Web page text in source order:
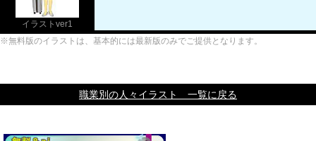
イラストver1
※無料版のイラストは、基本的には最新版のみでご提供となります。
職業別の人々イラスト 一覧に戻る